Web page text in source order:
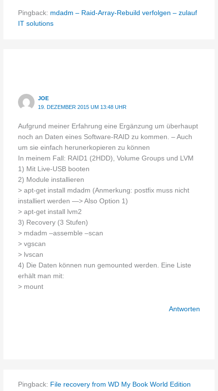
Pingback: mdadm – Raid-Array-Rebuild verfolgen – zulauf
IT solutions
JOE
19. DEZEMBER 2015 UM 13:48 UHR
Aufgrund meiner Erfahrung eine Ergänzung um überhaupt
noch an Daten eines Software-RAID zu kommen. – Auch
um sie einfach herunerkopieren zu können
In meinem Fall: RAID1 (2HDD), Volume Groups und LVM
1) Mit Live-USB booten
2) Module installieren
> apt-get install mdadm (Anmerkung: postfix muss nicht
installiert werden —> Also Option 1)
> apt-get install lvm2
3) Recovery (3 Stufen)
> mdadm –assemble –scan
> vgscan
> lvscan
4) Die Daten können nun gemounted werden. Eine Liste
erhält man mit:
> mount
Antworten
Pingback: File recovery from WD My Book World Edition